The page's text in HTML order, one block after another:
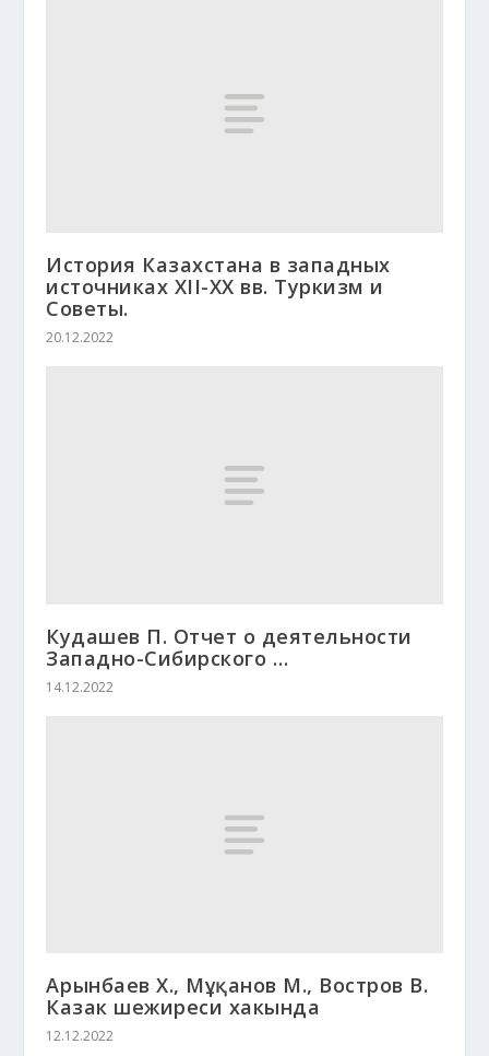
История Казахстана в западных
источниках ХІІ-ХХ вв. Туркизм и
Советы.
20.12.2022
Кудашев П. Отчет о деятельности
Западно-Сибирского …
14.12.2022
Арғынбаев Х., Мұқанов М., Востров В.
Казак шежиреси хакында
12.12.2022